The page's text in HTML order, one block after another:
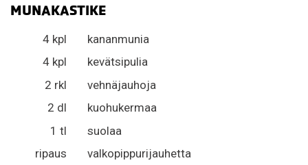
MUNAKASTIKE
4 kpl
kananmunia
4 kpl
kevätsipulia
2 rkl
vehnäjauhoja
2 dl
kuohukermaa
1 tl
suolaa
ripaus
valkopippurijauhetta